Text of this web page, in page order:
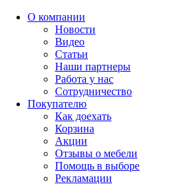
О компании
Новости
Видео
Статьи
Наши партнеры
Работа у нас
Сотрудничество
Покупателю
Как доехать
Корзина
Акции
Отзывы о мебели
Помощь в выборе
Рекламации